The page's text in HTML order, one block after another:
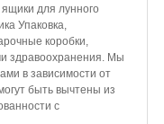
ящики для лунного
Упаковка,
коробки,
здравоохранения. Мы
в зависимости от
быть вычтены из
с